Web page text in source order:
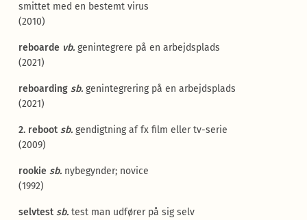
smittet med en bestemt virus
(2010)
reboarde vb.genintegrere på en arbejdsplads
(2021)
reboarding sb.genintegrering på en arbejdsplads
(2021)
2. reboot sb. gendigtning af fx film eller tv-serie
(2009)
rookie sb. nybegynder; novice
(1992)
selvtest sb. test man udfører på sig selv